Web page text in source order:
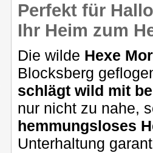
Perfekt für
Ihr Heim zum
Die wilde Hexe
Blocksberg
schlägt wild mit
nur nicht zu nahe,
hemmungsloses
Unterhaltung